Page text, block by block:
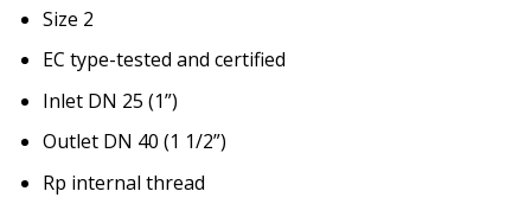
Size 2
EC type-tested and certified
Inlet DN 25 (1”)
Outlet DN 40 (1 1/2”)
Rp internal thread